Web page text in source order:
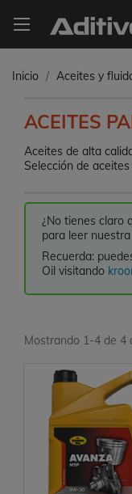
Inicio Aceites y
ACEITES
Aceites de alta
Selección de
¿No tienes claro
para leer
Recuerda:
Oil visitando
Mostrando 1-4 de 4